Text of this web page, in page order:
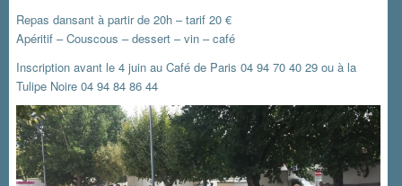
Repas dansant à partir de 20h – tarif 20 €
Apéritif – Couscous – dessert – vin – café
Inscription avant le 4 juin au Café de Paris 04 94 70 40 29 ou à la
Tulipe Noire 04 94 84 86 44